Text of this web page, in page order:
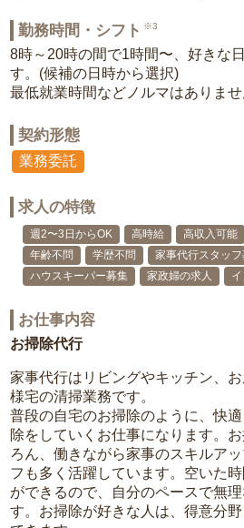
勤務時間・シフト ※3
8時～20時の間で1時間〜、好きな
す。(候補の日時から選択)
最低就業時間などノルマはありませ
契約形態
業務委託
求人の特徴
週2〜3日からOK 高時給 高収入可能
年齢不問
学歴不問
家事代行スタッ
ハウスキーパー募集
家政婦の求人
お仕事内容
お掃除代行
家事代行はリビングやキッチン、
様宅の清掃業務です。
普段の自宅のお掃除のように、快
除をしていくお仕事になります。
ろん、働きながら家事のスキルア
フも多く活躍しています。空いた
ができるので、自分のペースで無
す。お掃除が好きな人は、得意分